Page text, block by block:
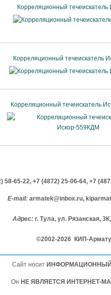
Корреляционный течеискатель
Корреляционный течеискатель
Корреляционный течеискатель
58-65-22, +7 (4872) 25-06-64, +7
E-mail: armatek@inbox.ru,
Адрес: г. Тула, ул. Рязанская,
©2002-2026 КИП-
Сайт носит ИНФОРМАЦИОННЫЙ
Он НЕ ЯВЛЯЕТСЯ ИНТЕРНЕТ-